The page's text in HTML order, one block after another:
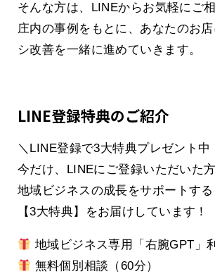
そんな方は、LINEからお気軽にご
庄内の事例をもとに、あなたのお
シ改善を一緒に進めていきます。
LINE登録特典のご紹介
＼LINE登録で3大特典プレゼント中
今だけ、LINEにご登録いただいた
地域ビジネスの成長をサポートする
【3大特典】をお届けしています！
地域ビジネス専用「右腕GPT」
無料個別相談（60分）